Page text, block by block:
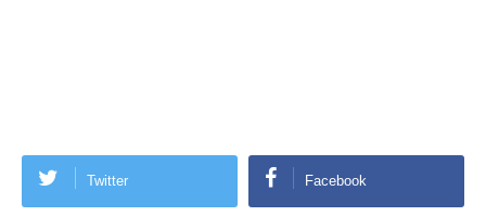
Twitter Facebook